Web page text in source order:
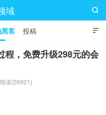
域

客 投稿

，免费升级298元的会
阅读(26921)